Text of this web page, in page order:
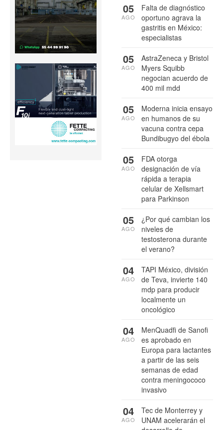
Falta de diagnóstico
oportuno agrava la
gastritis en México:
especialistas
05
AGO
AstraZeneca y Bristol
Myers Squibb
negocian acuerdo de
400 mil mdd
05
AGO
Moderna inicia ensayo
en humanos de su
vacuna contra cepa
Bundibugyo del ébola
05
AGO
FDA otorga
designación de vía
rápida a terapia
celular de Xellsmart
para Parkinson
05
AGO
¿Por qué cambian los
niveles de
testosterona durante
el verano?
05
AGO
TAPI México, división
de Teva, invierte 140
mdp para producir
localmente un
oncológico
04
AGO
MenQuadfi de Sanofi
es aprobado en
Europa para lactantes
a partir de las seis
semanas de edad
contra meningococo
invasivo
04
AGO
Tec de Monterrey y
UNAM acelerarán el
04
AGO